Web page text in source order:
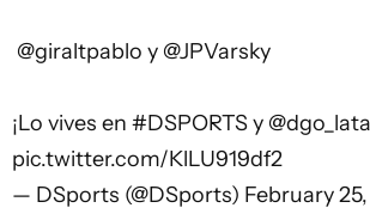
@giraltpablo y @JPVarsky
¡Lo vives en #DSPORTSy
pic.twitter.com/KlLU919df2
— DSports (@DSports) February